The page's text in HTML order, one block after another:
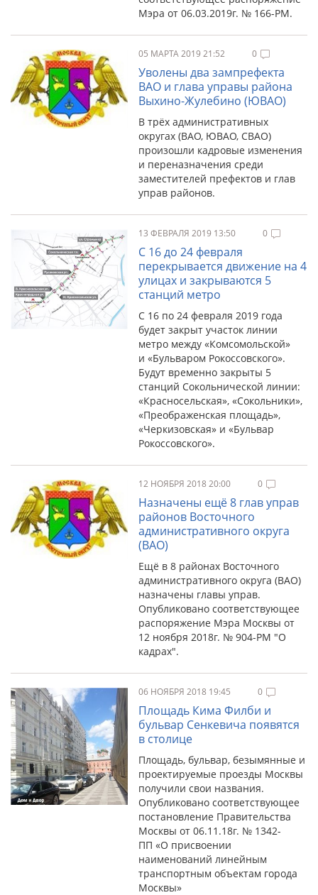
Мэра от 06.03.2019г. № 166-РМ.
05 МАРТА 2019 21:52 0
Уволены два зампрефекта
ВАО и глава управы района
Выхино-Жулебино (ЮВАО)
В трёх административных
округах (ВАО, ЮВАО, СВАО)
произошли кадровые изменения
и переназначения среди
заместителей префектов и глав
управ районов.
13 ФЕВРАЛЯ 2019 13:50 0
С 16 до 24 февраля
перекрывается движение на 4
улицах и закрываются 5
станций метро
С 16 по 24 февраля 2019 года
будет закрыт участок линии
метро между «Комсомольской»
и «Бульваром Рокоссовского».
Будут временно закрыты 5
станций Сокольнической линии:
«Красносельская», «Сокольники»,
«Преображенская площадь»,
«Черкизовская» и «Бульвар
Рокоссовского».
12 НОЯБРЯ 2018 20:00 0
Назначены ещё 8 глав управ
районов Восточного
административного округа
(ВАО)
Ещё в 8 районах Восточного
административного округа (ВАО)
назначены главы управ.
Опубликовано соответствующее
распоряжение Мэра Москвы от
12 ноября 2018г. № 904-РМ "О
кадрах".
06 НОЯБРЯ 2018 19:45 0
Площадь Кима Филби и
бульвар Сенкевича появятся
в столице
Площадь, бульвар, безымянные и
проектируемые проезды Москвы
получили свои названия.
Опубликовано соответствующее
постановление Правительства
Москвы от 06.11.18г. № 1342-
ПП «О присвоении
наименований линейным
транспортным объектам города
Москвы»